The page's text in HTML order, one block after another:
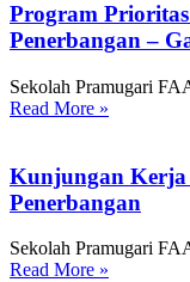
Program
Penerbangan –
Sekolah Pramugari
Read More »
Kunjungan Kerja
Penerbangan
Sekolah Pramugari
Read More »